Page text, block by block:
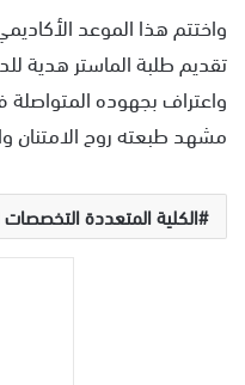
واختتم هذا الموعد
تقديم طلبة الماستر هدية
واعتراف بجهوده المتواصلة
مشهد طبعته روح الامتنان
الكلية المتعددة التخصصات